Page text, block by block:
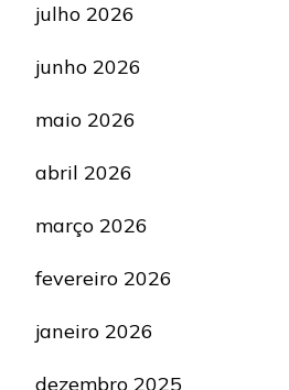
julho 2026
junho 2026
maio 2026
abril 2026
março 2026
fevereiro 2026
janeiro 2026
dezembro 2025